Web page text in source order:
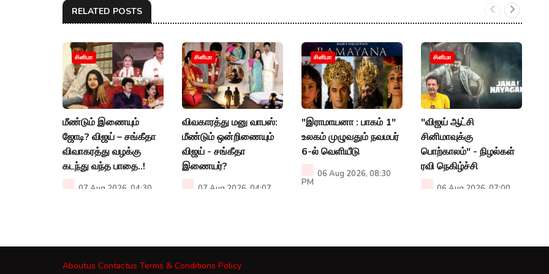
RELATED POSTS
சினிமா
மீண்டும் இணையும்
ஜோடி? விஜய் – சங்கீதா
விவாகரத்து வழக்கு
கடந்து வந்த பாதை..!
07 Aug 2026, 04:30
சினிமா
விவகாரத்து மனு வாபஸ்:
மீண்டும் ஒன்றிணையும்
விஜய் - சங்கீதா
இணையர்?
07 Aug 2026, 04:07
சினிமா
"இராமாயனா : பாகம் 1"
உலகம் முழுவதும் நவமபர்
6-ல் வெளியீடு
06 Aug 2026, 08:30
PM
சினிமா
"விஜய் ஆட்சி
சினிமாவுக்கு
பொற்காலம்" - நிழல்கள்
ரவி நெகிழ்ச்சி
06 Aug 2026, 07:00
Aboutus Contactus Terms & Conditions Policy